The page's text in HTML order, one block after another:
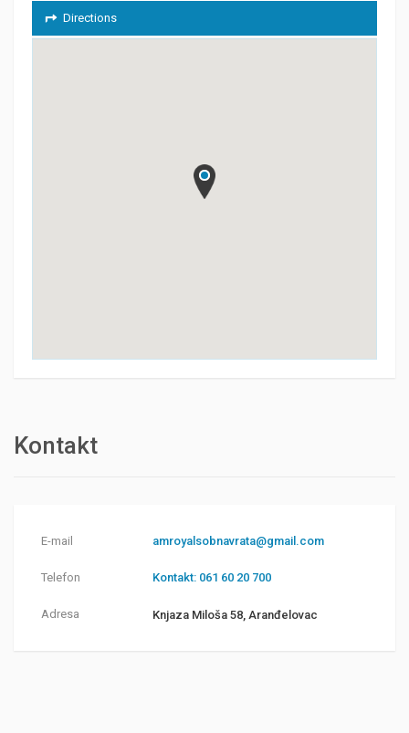
Directions
Kontakt
E-mail amroyalsobnavrata@gmail.com
Telefon Kontakt: 061 60 20 700
Adresa Knjaza Miloša 58, Aranđelovac